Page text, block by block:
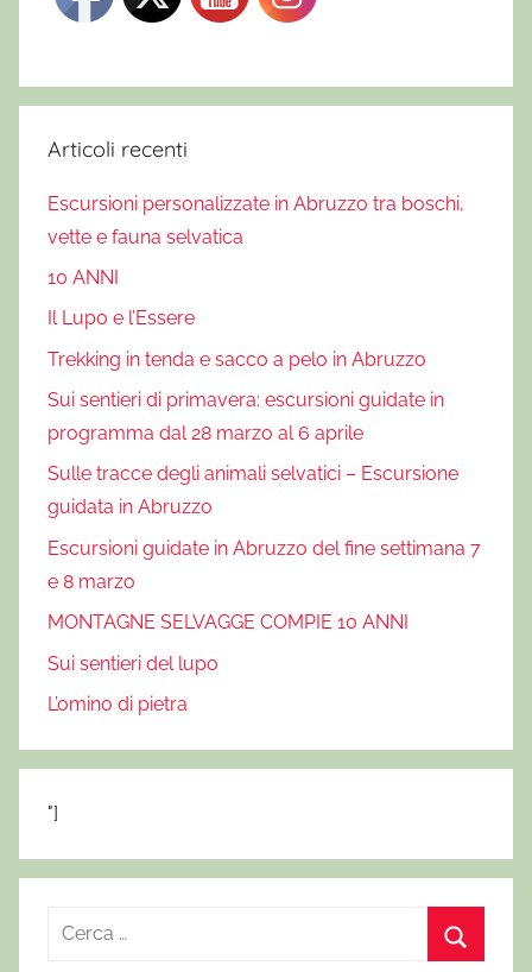
Articoli recenti
Escursioni personalizzate in Abruzzo tra boschi,
vette e fauna selvatica
10 ANNI
Il Lupo e l’Essere
Trekking in tenda e sacco a pelo in Abruzzo
Sui sentieri di primavera: escursioni guidate in
programma dal 28 marzo al 6 aprile
Sulle tracce degli animali selvatici – Escursione
guidata in Abruzzo
Escursioni guidate in Abruzzo del fine settimana 7
e 8 marzo
MONTAGNE SELVAGGE COMPIE 10 ANNI
Sui sentieri del lupo
L’omino di pietra
"]